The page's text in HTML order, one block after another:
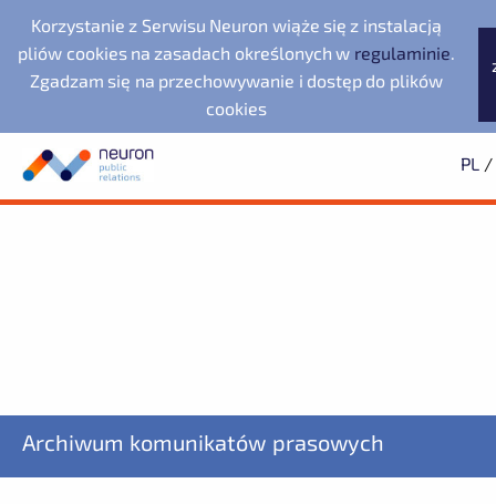
Korzystanie z Serwisu Neuron wiąże się z instalacją
pliów cookies na zasadach określonych w regulaminie.
Zgadzam się na przechowywanie i dostęp do plików
cookies
PL /
Biuro prasowe
Neuron Agencja Public
LegacyApp
Archiwum komunikatów prasowych